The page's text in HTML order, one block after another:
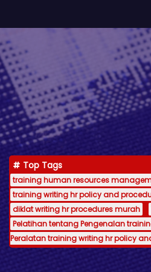
Top Tags
training human resources
training writing hr policy and
diklat writing hr procedures murah
Pelatihan tentang Pengenalan
Peralatan training writing hr policy